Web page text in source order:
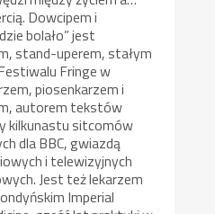
Dowcipem i
bolało” jest
stand-uperem, stałym
Fringe w
piosenkarzem i
autorem tekstów
kilkunastu sitcomów
dla BBC, gwiazdą
i telewizyjnych
Jest też lekarzem
Imperial